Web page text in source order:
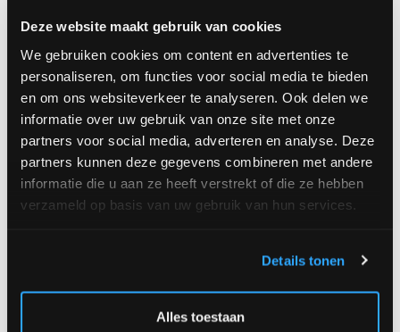
Deze website maakt gebruik van cookies
We gebruiken cookies om content en advertenties te
personaliseren, om functies voor social media te bieden
en om ons websiteverkeer te analyseren. Ook delen we
informatie over uw gebruik van onze site met onze
partners voor social media, adverteren en analyse. Deze
partners kunnen deze gegevens combineren met andere
informatie die u aan ze heeft verstrekt of die ze hebben
verzameld op basis van uw gebruik van hun services.
Details tonen
Alles toestaan
Aantal
Levering op adres
|
OF
|
Click & collect